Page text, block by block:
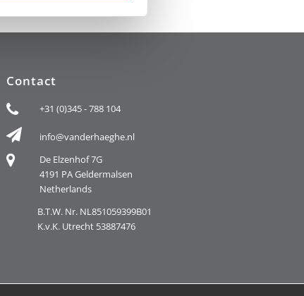
Contact
+31 (0)345 - 788 104
info@vanderhaeghe.nl
De Elzenhof 7G
4191 PA Geldermalsen
Netherlands
B.T.W. Nr. NL851059399B01
K.v.K. Utrecht 53887476